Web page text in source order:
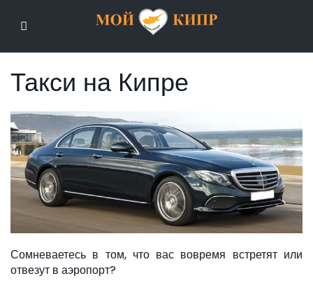
Такси на Кипре
Сомневаетесь в том, что вас вовремя встретят или
отвезут в аэропорт?